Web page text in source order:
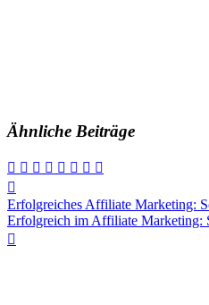
Ähnliche Beiträge
Beitragsnavigation
Erfolgreiches Affiliate Marketing:
Erfolgreich im Affiliate Marketing: